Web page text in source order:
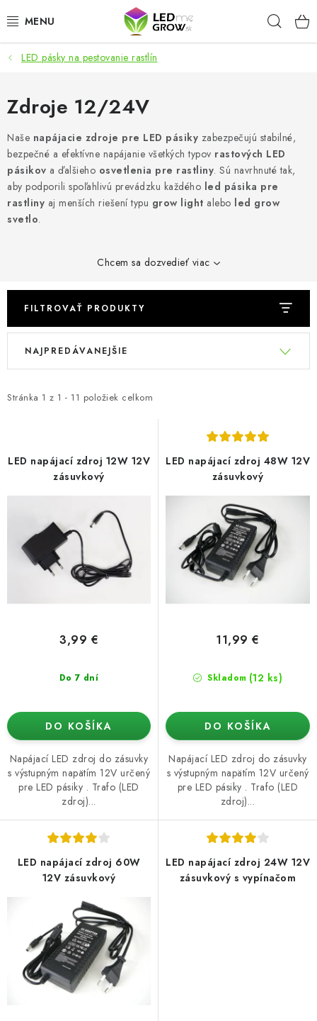
na
AKCIE
LED OSVETLENIE PRE RASTLINY
PESTOVATEĽSKÉ POTREBY
PRE AKVÁRIA
MICROGREENS
Obchodné podmienky
Predávané značky
Podmienky o ochrane osobných údajov
LED pásky na pestovanie rastlín
Zdroje 12/24V
Naše napájacie zdroje pre LED pásiky zabezpečujú stabilné,
bezpečné a efektívne napájanie všetkých typov rastových LED
pásikov a ďalšieho osvetlenia pre rastliny. Sú navrhnuté tak,
aby podporili spoľahlivú prevádzku každého led pásika pre
rastliny aj menších riešení typu grow light alebo led grow
svetlo.
Chcem sa dozvedieť viac
FILTROVAŤ PRODUKTY
V
i
r
d
v
Stránka 1 z 1 - 11 položiek celkom
R
e
e
r
t
NAJPREDÁVANEJŠIE
LED napájací zdroj 12W 12V
zásuvkový
Do 7 dní
3,99 €
DO KOŠÍKA
Napájací LED zdroj do zásuvky
s výstupným napätím 12V určený
pre LED pásiky . Trafo (LED
zdroj)...
LED napájací zdroj 48W 12V
zásuvkový
Skladom (12 ks)
11,99 €
DO KOŠÍKA
Napájací LED zdroj do zásuvky
s výstupným napätím 12V určený
pre LED pásiky . Trafo (LED
zdroj)...
LED napájací zdroj 60W
12V zásuvkový
LED napájací zdroj 24W 12V
zásuvkový s vypínačom